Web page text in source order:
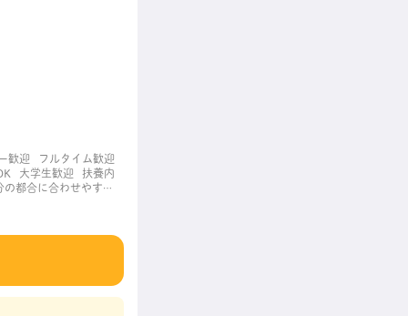
歓迎
フルタイム歓迎
大学生歓迎
扶養内
の都合に合わせやすい